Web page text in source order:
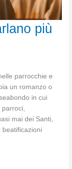
più
parrocchie e
un romanzo o
in cui
parroci,
mai dei Santi,
beatificazioni